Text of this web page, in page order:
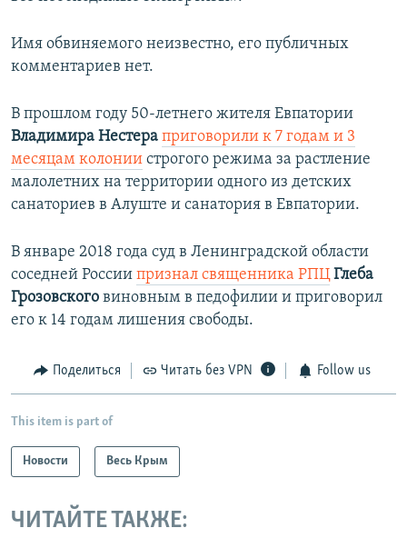
Имя обвиняемого неизвестно, его публичных
комментариев нет.
В прошлом году 50-летнего жителя Евпатории
Владимира Нестера приговорили к 7 годам и 3
месяцам колонии строгого режима за растление
малолетних на территории одного из детских
санаториев в Алуште и санатория в Евпатории.
В январе 2018 года суд в Ленинградской области
соседней России признал священника РПЦГлеба
Грозовского виновным в педофилии и приговорил
его к 14 годам лишения свободы.
Поделиться Читать без VPN Follow us
This item is part of
Новости Весь Крым
ЧИТАЙТЕ ТАКЖЕ: